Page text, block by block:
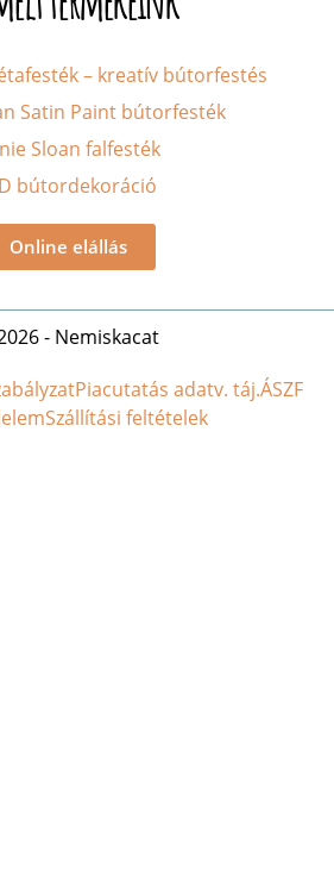
– kreatív bútorfestés
Satin Paint bútorfesték
Sloan falfesték
bútordekoráció
Online elállás
- Nemiskacat
Piacutatás adatv. táj.ÁSZF
Szállítási feltételek